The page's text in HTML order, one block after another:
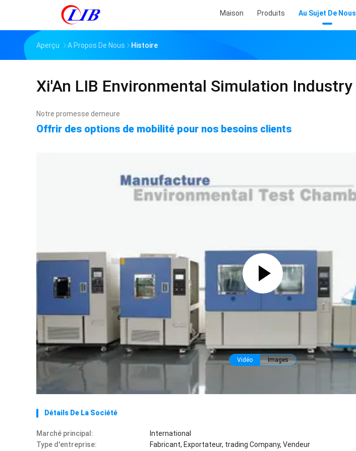
Maison Produits Au Sujet De Nous
Aperçu A Propos De Nous Histoire
Xi'An LIB Environmental Simulation Industry
Notre promesse demeure
Offrir des options de mobilité pour nos besoins clients
Vidéo Images
Détails De La Société
Marché principal:
International
Type d'entreprise:
Fabricant, Exportateur, trading Company, Vendeur